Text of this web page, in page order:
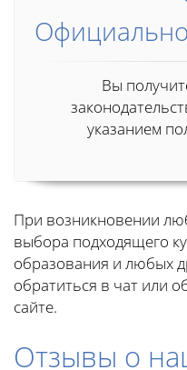
Вы
указанием
При возникновении
выбора подходящего
образования и любых
обратиться в чат или
сайте.
Отзывы о